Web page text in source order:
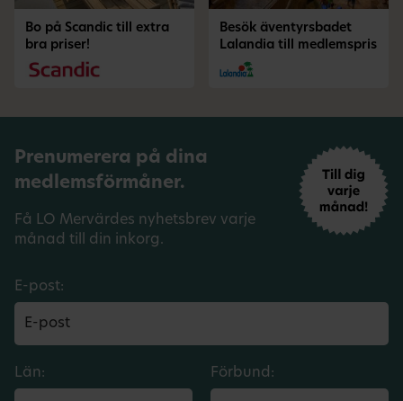
Bo på Scandic till extra
bra priser!
Besök äventyrsbadet
Lalandia till medlemspris
Prenumerera på dina
medlemsförmåner.
Få LO Mervärdes nyhetsbrev varje
månad till din inkorg.
E-post:
Län: Förbund: